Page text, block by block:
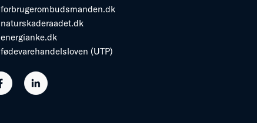
forbrugerombudsmanden.dk
naturskaderaadet.dk
energianke.dk
fødevarehandelsloven (UTP)